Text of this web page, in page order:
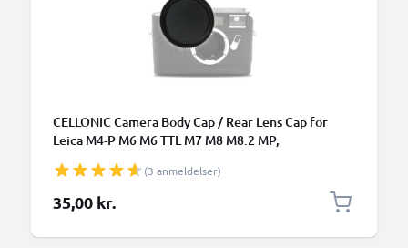
CELLONIC Camera Body Cap / Rear Lens Cap for
Leica M4-P M6 M6 TTL M7 M8 M8.2 MP,
(3 anmeldelser)
35,00 kr.